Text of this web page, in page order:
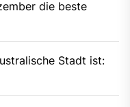
die beste
Stadt ist: